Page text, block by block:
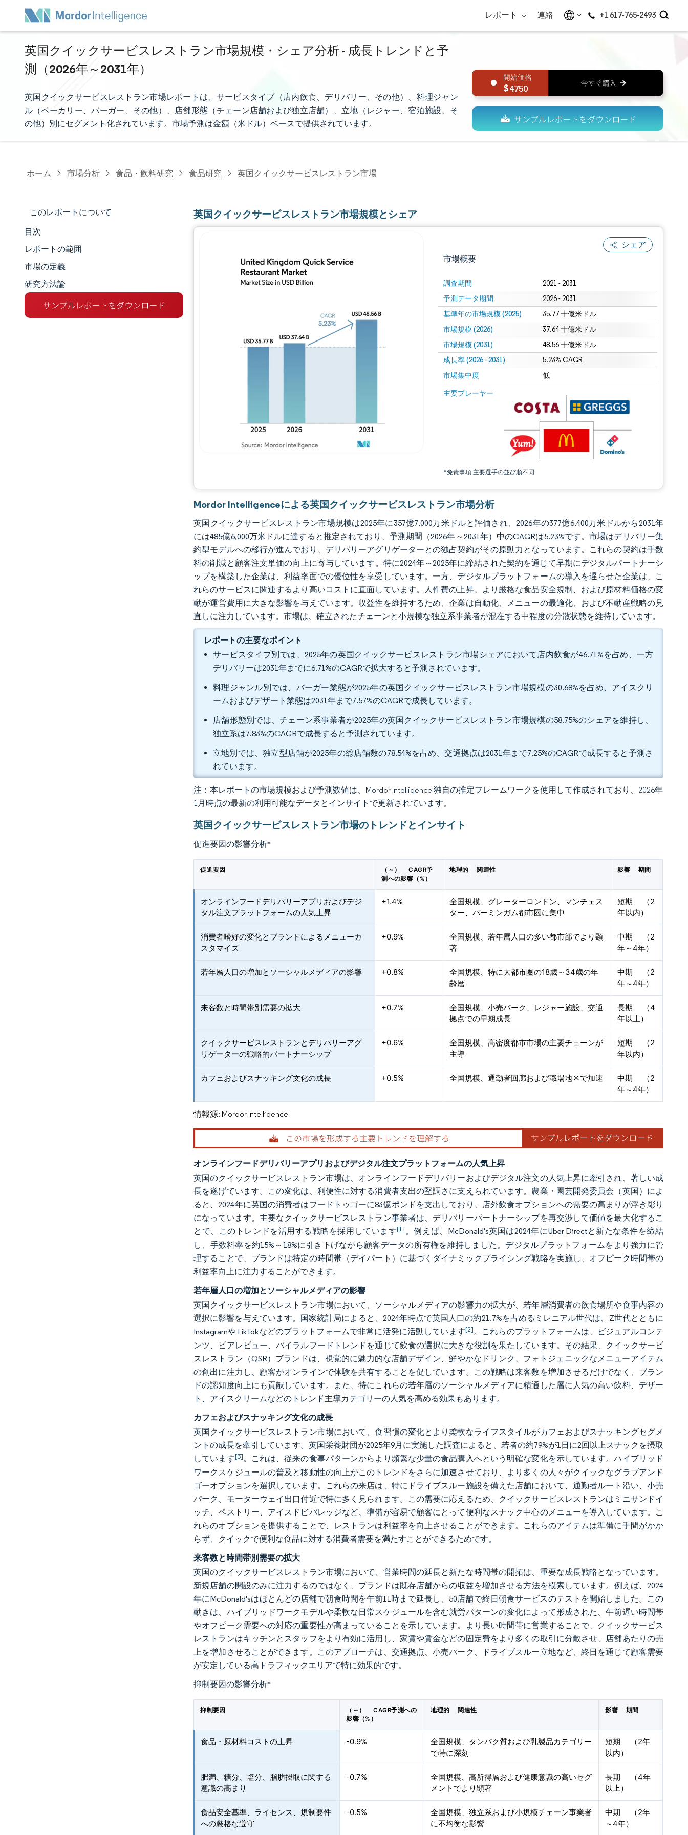
レポート 連絡 +1 617-765-2493
英国クイックサービスレストラン市場規模・シェア分析 - 成長トレンドと予
測（2026年～2031年）
英国クイックサービスレストラン市場レポートは、サービスタイプ（店内飲食、デリバリー、その他）、料理ジャン
ル（ベーカリー、バーガー、その他）、店舗形態（チェーン店舗および独立店舗）、立地（レジャー、宿泊施設、そ
の他）別にセグメント化されています。市場予測は金額（米ドル）ベースで提供されています。
4750
ホーム 市場分析 食品・飲料研究 食品研究 英国クイックサービスレストラン市場
このレポートについて
市場規模とシェア
市場分析
トレンドとインサイト
セグメント分析
目次
レポートの範囲
市場の定義
研究方法論
英国クイックサービスレストラン市場規模とシェア
シェア
市場概要
調査期間 2021 - 2031
予測データ期間 2026 - 2031
基準年の市場規模 (2025) 35.77 十億米ドル
市場規模 (2026) 37.64 十億米ドル
市場規模 (2031) 48.56 十億米ドル
成長率 (2026 - 2031) 5.23% CAGR
市場集中度 低
主要プレーヤー
*免責事項:主要選手の並び順不同
画像 © Mordor Intelligence。再利用にはCC BY 4.0の表示が必要です。
画像 © Mordor Intelligence。再利用にはCC BY 4.0の表示が必要です。
Mordor Intelligenceによる英国クイックサービスレストラン市場分析
英国クイックサービスレストラン市場規模は2025年に357億7,000万米ドルと評価され、2026年の377億6,400万米ドルから2031年
には485億6,000万米ドルに達すると推定されており、予測期間（2026年～2031年）中のCAGRは5.23%です。市場はデリバリー集
約型モデルへの移行が進んでおり、デリバリーアグリゲーターとの独占契約がその原動力となっています。これらの契約は手数
料の削減と顧客注文単価の向上に寄与しています。特に2024年～2025年に締結された契約を通じて早期にデジタルパートナーシ
ップを構築した企業は、利益率面での優位性を享受しています。一方、デジタルプラットフォームの導入を遅らせた企業は、こ
れらのサービスに関連するより高いコストに直面しています。人件費の上昇、より厳格な食品安全規制、および原材料価格の変
動が運営費用に大きな影響を与えています。収益性を維持するため、企業は自動化、メニューの最適化、および不動産戦略の見
直しに注力しています。市場は、確立されたチェーンと小規模な独立系事業者が混在する中程度の分散状態を維持しています。
レポートの主要なポイント
サービスタイプ別では、2025年の英国クイックサービスレストラン市場シェアにおいて店内飲食が46.71%を占め、一方
デリバリーは2031年までに6.71%のCAGRで拡大すると予測されています。
料理ジャンル別では、バーガー業態が2025年の英国クイックサービスレストラン市場規模の30.68%を占め、アイスクリ
ームおよびデザート業態は2031年まで7.57%のCAGRで成長しています。
店舗形態別では、チェーン系事業者が2025年の英国クイックサービスレストラン市場規模の58.75%のシェアを維持し、
独立系は7.83%のCAGRで成長すると予測されています。
立地別では、独立型店舗が2025年の総店舗数の78.54%を占め、交通拠点は2031年まで7.25%のCAGRで成長すると予測さ
れています。
注：本レポートの市場規模および予測数値は、Mordor Intelligence 独自の推定フレームワークを使用して作成されており、2026年
1月時点の最新の利用可能なデータとインサイトで更新されています。
英国クイックサービスレストラン市場のトレンドとインサイト
促進要因の影響分析*
促進要因
（～） CAGR予
測への影響（%）
地理的 関連性 影響 期間
オンラインフードデリバリーアプリおよびデジ
タル注文プラットフォームの人気上昇
+1.4%
全国規模、グレーターロンドン、マンチェス
ター、バーミンガム都市圏に集中
短期 （2
年以内）
消費者嗜好の変化とブランドによるメニューカ
スタマイズ
+0.9%
全国規模、若年層人口の多い都市部でより顕
著
中期 （2
年～4年）
若年層人口の増加とソーシャルメディアの影響 +0.8%
全国規模、特に大都市圏の18歳～34歳の年
齢層
中期 （2
年～4年）
来客数と時間帯別需要の拡大 +0.7%
全国規模、小売パーク、レジャー施設、交通
拠点での早期成長
長期 （4
年以上）
クイックサービスレストランとデリバリーアグ
リゲーターの戦略的パートナーシップ
+0.6%
全国規模、高密度都市市場の主要チェーンが
主導
短期 （2
年以内）
カフェおよびスナッキング文化の成長 +0.5% 全国規模、通勤者回廊および職場地区で加速
中期 （2
年～4年）
情報源: Mordor Intelligence
オンラインフードデリバリーアプリおよびデジタル注文プラットフォームの人気上昇
英国のクイックサービスレストラン市場は、オンラインフードデリバリーおよびデジタル注文の人気上昇に牽引され、著しい成
長を遂げています。この変化は、利便性に対する消費者支出の堅調さに支えられています。農業・園芸開発委員会（英国）によ
ると、2024年に英国の消費者はフードトゥゴーに83億ポンドを支出しており、店外飲食オプションへの需要の高まりが浮き彫り
になっています。主要なクイックサービスレストラン事業者は、デリバリーパートナーシップを再交渉して価値を最大化するこ
とで、このトレンドを活用する戦略を採用しています[1]。例えば、McDonald's英国は2024年にUber Directと新たな条件を締結
し、手数料率を約15%～18%に引き下げながら顧客データの所有権を維持しました。デジタルプラットフォームをより強力に管
理することで、ブランドは特定の時間帯（デイパート）に基づくダイナミックプライシング戦略を実施し、オフピーク時間帯の
利益率向上に注力することができます。
若年層人口の増加とソーシャルメディアの影響
英国クイックサービスレストラン市場において、ソーシャルメディアの影響力の拡大が、若年層消費者の飲食場所や食事内容の
選択に影響を与えています。国家統計局によると、2024年時点で英国人口の約21.7%を占めるミレニアル世代は、Z世代とともに
InstagramやTikTokなどのプラットフォームで非常に活発に活動しています[2]。これらのプラットフォームは、ビジュアルコンテ
ンツ、ピアレビュー、バイラルフードトレンドを通じて飲食の選択に大きな役割を果たしています。その結果、クイックサービ
スレストラン（QSR）ブランドは、視覚的に魅力的な店舗デザイン、鮮やかなドリンク、フォトジェニックなメニューアイテム
の創出に注力し、顧客がオンラインで体験を共有することを促しています。この戦略は来客数を増加させるだけでなく、ブラン
ドの認知度向上にも貢献しています。また、特にこれらの若年層のソーシャルメディアに精通した層に人気の高い飲料、デザー
ト、アイスクリームなどのトレンド主導カテゴリーの人気を高める効果もあります。
カフェおよびスナッキング文化の成長
英国クイックサービスレストラン市場において、食習慣の変化とより柔軟なライフスタイルがカフェおよびスナッキングセグメ
ントの成長を牽引しています。英国栄養財団が2025年9月に実施した調査によると、若者の約79%が1日に2回以上スナックを摂取
しています[3]。これは、従来の食事パターンからより頻繁な少量の食品購入へという明確な変化を示しています。ハイブリッド
ワークスケジュールの普及と移動性の向上がこのトレンドをさらに加速させており、より多くの人々がクイックなグラブアンド
ゴーオプションを選択しています。これらの来店は、特にドライブスルー施設を備えた店舗において、通勤者ルート沿い、小売
パーク、モーターウェイ出口付近で特に多く見られます。この需要に応えるため、クイックサービスレストランはミニサンドイ
ッチ、ペストリー、アイスドビバレッジなど、準備が容易で顧客にとって便利なスナック中心のメニューを導入しています。こ
れらのオプションを提供することで、レストランは利益率を向上させることができます。これらのアイテムは準備に手間がかか
らず、クイックで便利な食品に対する消費者需要を満たすことができるためです。
来客数と時間帯別需要の拡大
英国のクイックサービスレストラン市場において、営業時間の延長と新たな時間帯の開拓は、重要な成長戦略となっています。
新規店舗の開設のみに注力するのではなく、ブランドは既存店舗からの収益を増加させる方法を模索しています。例えば、2024
年にMcDonald'sはほとんどの店舗で朝食時間を午前11時まで延長し、50店舗で終日朝食サービスのテストを開始しました。この
動きは、ハイブリッドワークモデルや柔軟な日常スケジュールを含む就労パターンの変化によって形成された、午前遅い時間帯
やオフピーク需要への対応の重要性が高まっていることを示しています。より長い時間帯に営業することで、クイックサービス
レストランはキッチンとスタッフをより有効に活用し、家賃や賃金などの固定費をより多くの取引に分散させ、店舗あたりの売
上を増加させることができます。このアプローチは、交通拠点、小売パーク、ドライブスルー立地など、終日を通じて顧客需要
が安定している高トラフィックエリアで特に効果的です。
抑制要因の影響分析*
抑制要因
（～） CAGR予測への
影響（%）
地理的 関連性 影響 期間
食品・原材料コストの上昇 -0.9%
全国規模、タンパク質および乳製品カテゴリー
で特に深刻
短期 （2年
以内）
肥満、糖分、塩分、脂肪摂取に関する
意識の高まり
-0.7%
全国規模、高所得層および健康意識の高いセグ
メントでより顕著
長期 （4年
以上）
食品安全基準、ライセンス、規制要件
への厳格な遵守
-0.5%
全国規模、独立系および小規模チェーン事業者
に不均衡な影響
中期 （2年
～4年）